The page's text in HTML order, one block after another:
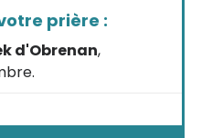
prière :
d'Obrenan,